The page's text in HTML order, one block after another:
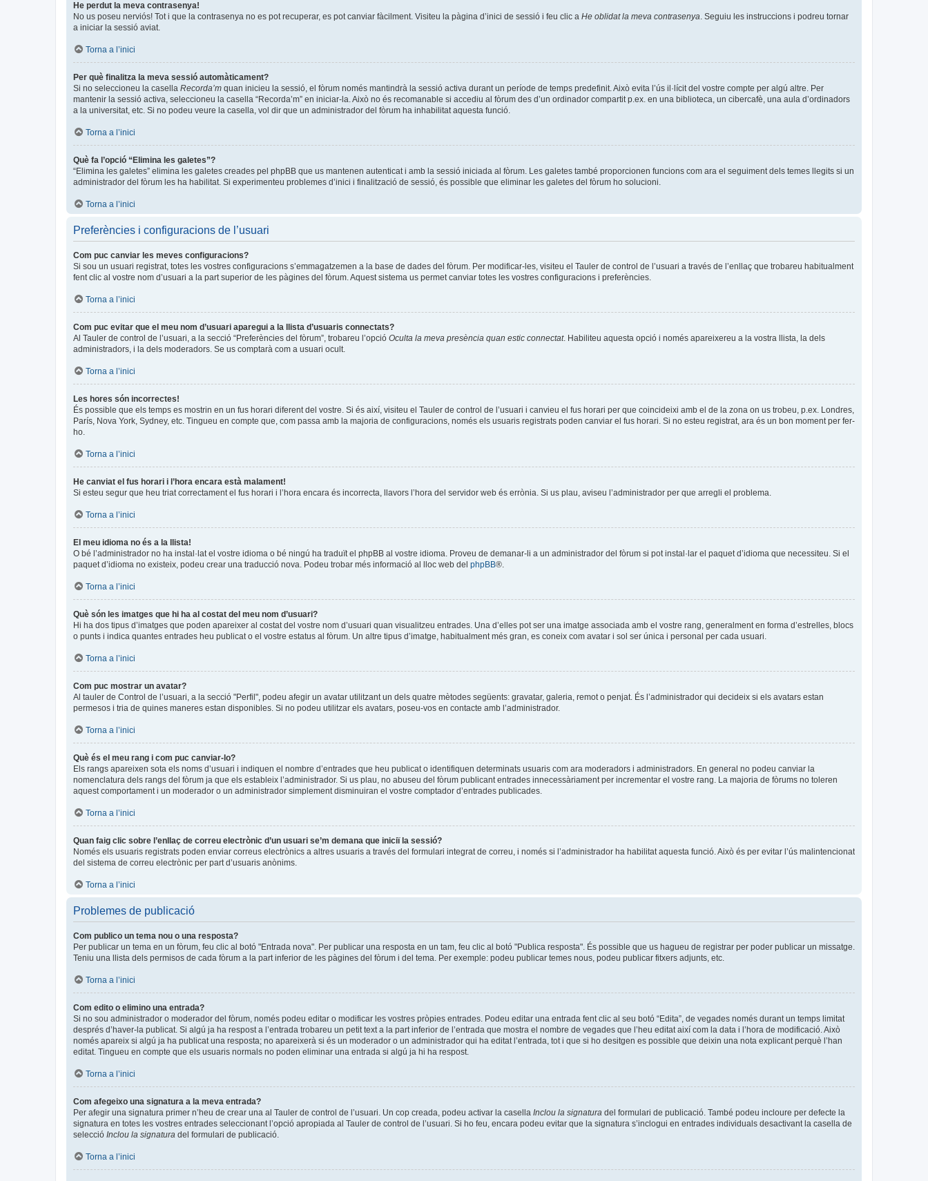
He perdut la meva contrasenya!
No us poseu nerviós! Tot i que la contrasenya no es pot recuperar, es pot canviar fàcilment. Visiteu la pàgina d’inici de sessió i feu clic a He oblidat la meva contrasenya. Seguiu les instruccions i podreu tornar
a iniciar la sessió aviat.
Torna a l’inici
Per què finalitza la meva sessió automàticament?
Si no seleccioneu la casella Recorda’m quan inicieu la sessió, el fòrum només mantindrà la sessió activa durant un període de temps predefinit. Això evita l’ús il·lícit del vostre compte per algú altre. Per
mantenir la sessió activa, seleccioneu la casella “Recorda’m” en iniciar-la. Això no és recomanable si accediu al fòrum des d’un ordinador compartit p.ex. en una biblioteca, un cibercafè, una aula d’ordinadors
a la universitat, etc. Si no podeu veure la casella, vol dir que un administrador del fòrum ha inhabilitat aquesta funció.
Torna a l’inici
Què fa l’opció “Elimina les galetes”?
“Elimina les galetes” elimina les galetes creades pel phpBB que us mantenen autenticat i amb la sessió iniciada al fòrum. Les galetes també proporcionen funcions com ara el seguiment dels temes llegits si un
administrador del fòrum les ha habilitat. Si experimenteu problemes d’inici i finalització de sessió, és possible que eliminar les galetes del fòrum ho solucioni.
Torna a l’inici
Preferències i configuracions de l’usuari
Com puc canviar les meves configuracions?
Si sou un usuari registrat, totes les vostres configuracions s’emmagatzemen a la base de dades del fòrum. Per modificar-les, visiteu el Tauler de control de l’usuari a través de l’enllaç que trobareu habitualment
fent clic al vostre nom d’usuari a la part superior de les pàgines del fòrum. Aquest sistema us permet canviar totes les vostres configuracions i preferències.
Torna a l’inici
Com puc evitar que el meu nom d’usuari aparegui a la llista d’usuaris connectats?
Al Tauler de control de l’usuari, a la secció “Preferències del fòrum”, trobareu l’opció Oculta la meva presència quan estic connectat. Habiliteu aquesta opció i només apareixereu a la vostra llista, la dels
administradors, i la dels moderadors. Se us comptarà com a usuari ocult.
Torna a l’inici
Les hores són incorrectes!
És possible que els temps es mostrin en un fus horari diferent del vostre. Si és així, visiteu el Tauler de control de l’usuari i canvieu el fus horari per que coincideixi amb el de la zona on us trobeu, p.ex. Londres,
París, Nova York, Sydney, etc. Tingueu en compte que, com passa amb la majoria de configuracions, només els usuaris registrats poden canviar el fus horari. Si no esteu registrat, ara és un bon moment per fer-
ho.
Torna a l’inici
He canviat el fus horari i l’hora encara està malament!
Si esteu segur que heu triat correctament el fus horari i l’hora encara és incorrecta, llavors l’hora del servidor web és errònia. Si us plau, aviseu l’administrador per que arregli el problema.
Torna a l’inici
El meu idioma no és a la llista!
O bé l’administrador no ha instal·lat el vostre idioma o bé ningú ha traduït el phpBB al vostre idioma. Proveu de demanar-li a un administrador del fòrum si pot instal·lar el paquet d’idioma que necessiteu. Si el
paquet d’idioma no existeix, podeu crear una traducció nova. Podeu trobar més informació al lloc web del phpBB®.
Torna a l’inici
Què són les imatges que hi ha al costat del meu nom d’usuari?
Hi ha dos tipus d’imatges que poden apareixer al costat del vostre nom d’usuari quan visualitzeu entrades. Una d’elles pot ser una imatge associada amb el vostre rang, generalment en forma d’estrelles, blocs
o punts i indica quantes entrades heu publicat o el vostre estatus al fòrum. Un altre tipus d’imatge, habitualment més gran, es coneix com avatar i sol ser única i personal per cada usuari.
Torna a l’inici
Com puc mostrar un avatar?
Al tauler de Control de l’usuari, a la secció "Perfil", podeu afegir un avatar utilitzant un dels quatre mètodes següents: gravatar, galeria, remot o penjat. És l’administrador qui decideix si els avatars estan
permesos i tria de quines maneres estan disponibles. Si no podeu utilitzar els avatars, poseu-vos en contacte amb l’administrador.
Torna a l’inici
Què és el meu rang i com puc canviar-lo?
Els rangs apareixen sota els noms d’usuari i indiquen el nombre d’entrades que heu publicat o identifiquen determinats usuaris com ara moderadors i administradors. En general no podeu canviar la
nomenclatura dels rangs del fòrum ja que els estableix l’administrador. Si us plau, no abuseu del fòrum publicant entrades innecessàriament per incrementar el vostre rang. La majoria de fòrums no toleren
aquest comportament i un moderador o un administrador simplement disminuiran el vostre comptador d’entrades publicades.
Torna a l’inici
Quan faig clic sobre l’enllaç de correu electrònic d’un usuari se’m demana que iniciï la sessió?
Només els usuaris registrats poden enviar correus electrònics a altres usuaris a través del formulari integrat de correu, i només si l’administrador ha habilitat aquesta funció. Això és per evitar l’ús malintencionat
del sistema de correu electrònic per part d’usuaris anònims.
Torna a l’inici
Problemes de publicació
Com publico un tema nou o una resposta?
Per publicar un tema en un fòrum, feu clic al botó "Entrada nova". Per publicar una resposta en un tam, feu clic al botó "Publica resposta". És possible que us hagueu de registrar per poder publicar un missatge.
Teniu una llista dels permisos de cada fòrum a la part inferior de les pàgines del fòrum i del tema. Per exemple: podeu publicar temes nous, podeu publicar fitxers adjunts, etc.
Torna a l’inici
Com edito o elimino una entrada?
Si no sou administrador o moderador del fòrum, només podeu editar o modificar les vostres pròpies entrades. Podeu editar una entrada fent clic al seu botó “Edita”, de vegades només durant un temps limitat
després d’haver-la publicat. Si algú ja ha respost a l’entrada trobareu un petit text a la part inferior de l’entrada que mostra el nombre de vegades que l’heu editat així com la data i l’hora de modificació. Això
només apareix si algú ja ha publicat una resposta; no apareixerà si és un moderador o un administrador qui ha editat l’entrada, tot i que si ho desitgen es possible que deixin una nota explicant perquè l’han
editat. Tingueu en compte que els usuaris normals no poden eliminar una entrada si algú ja hi ha respost.
Torna a l’inici
Com afegeixo una signatura a la meva entrada?
Per afegir una signatura primer n’heu de crear una al Tauler de control de l’usuari. Un cop creada, podeu activar la casella Inclou la signatura del formulari de publicació. També podeu incloure per defecte la
signatura en totes les vostres entrades seleccionant l’opció apropiada al Tauler de control de l’usuari. Si ho feu, encara podeu evitar que la signatura s’inclogui en entrades individuals desactivant la casella de
selecció Inclou la signatura del formulari de publicació.
Torna a l’inici